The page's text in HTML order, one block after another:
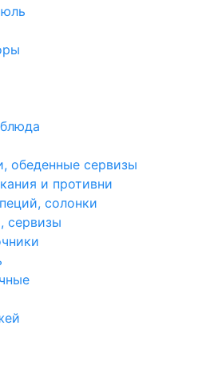
обеденные сервизы
и противни
солонки
сервизы